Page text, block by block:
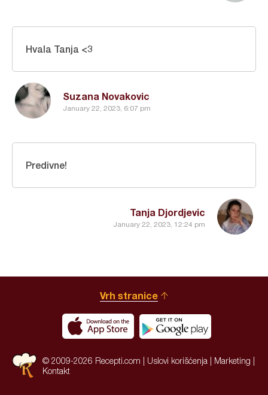
Suzana Novakovic
January 22, 2023, 6:07 pm
Hvala Tanja <3
Tanja Djordjevic
January 22, 2023, 12:24 pm
Predivne!
Vrh stranice
© 2009-2026 Recepti.com | Uslovi korišćenja Marketing
Kontakt